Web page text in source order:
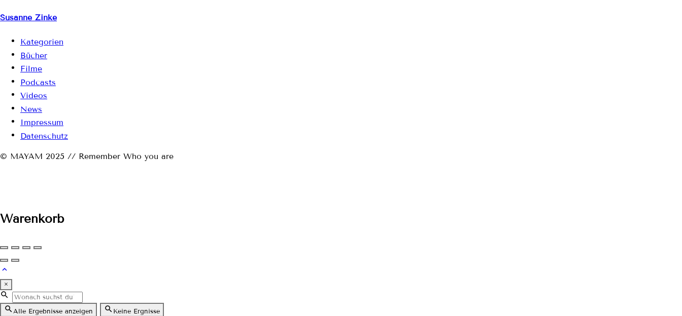
Susanne Zinke
Kategorien
Bücher
Filme
Podcasts
Videos
News
Impressum
Datenschutz
© MAYAM 2025 // Remember Who you are
Warenkorb
×
Alle Ergebnisse anzeigen Keine Ergnisse